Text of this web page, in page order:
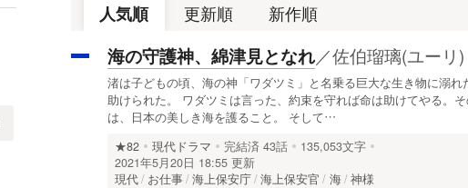
人気順 更新順 新作順
海の守護神、綿津見となれ／佐伯瑠璃(ユーリ)
渚は子どもの頃、海の神「ワダツミ」と名乗る巨大な生き物に溺れ
助けられた。 ワダツミは言った、約束を守れば命は助けてやる。そ
は、日本の美しき海を護ること。 そして…
★82 現代ドラマ 完結済 43話
135,053文字
2021年5月20日 18:55 更新
現代
お仕事 海上保安庁 海上保安官 海 神様